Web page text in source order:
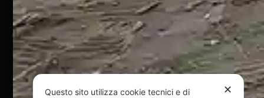
@ Copyright 2024 Webpesca è un brand Intent di Federico
Andrenacci P.Iva 01917920678
Via G. Galilei n. 2 – 64018 Tortoreto TE | REA TE-168019 |
Mail:info@webpesca.it| Pec:federicoandrenacci@pec.it
✕
Questo sito utilizza cookie tecnici e di